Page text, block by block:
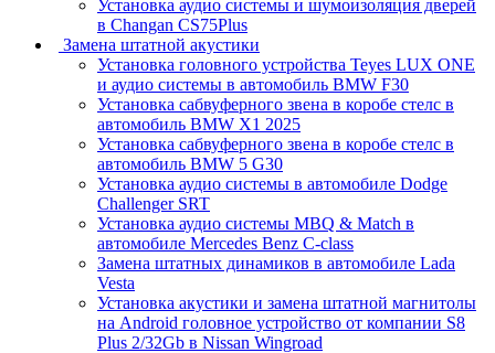
Установка аудио системы и шумоизоляция дверей
в Changan CS75Plus
Замена штатной акустики
Установка головного устройства Teyes LUX ONE
и аудио системы в автомобиль BMW F30
Установка сабвуферного звена в коробе стелс в
автомобиль BMW X1 2025
Установка сабвуферного звена в коробе стелс в
автомобиль BMW 5 G30
Установка аудио системы в автомобиле Dodge
Challenger SRT
Установка аудио системы MBQ & Match в
автомобиле Mercedes Benz C-class
Замена штатных динамиков в автомобиле Lada
Vesta
Установка акустики и замена штатной магнитолы
на Android головное устройство от компании S8
Plus 2/32Gb в Nissan Wingroad